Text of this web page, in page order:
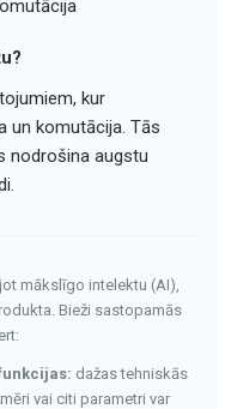
kur
un komutācija. Tās
nodrošina augstu
mākslīgo intelektu (AI),
Bieži sastopamās
dažas tehniskās
vai citi parametri var